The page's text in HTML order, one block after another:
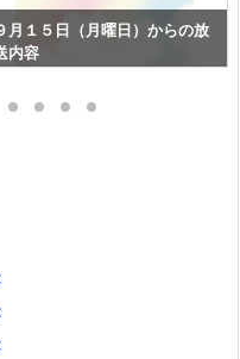
月１５日（月曜日）からの放
内容